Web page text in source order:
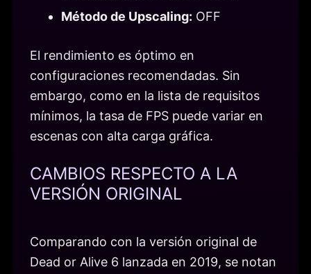
Método de Upscaling: OFF
El rendimiento es óptimo en
configuraciones recomendadas. Sin
embargo, como en la lista de requisitos
mínimos, la tasa de FPS puede variar en
escenas con alta carga gráfica.
CAMBIOS RESPECTO A LA
VERSIÓN ORIGINAL
Comparando con la versión original de
Dead or Alive 6 lanzada en 2019, se notan